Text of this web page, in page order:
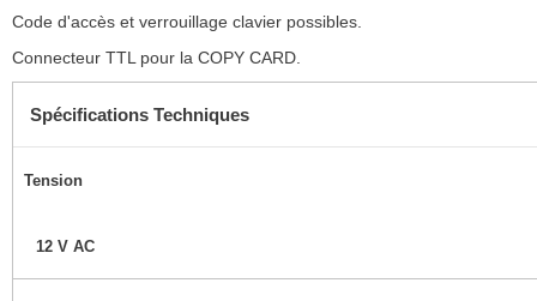
Code d'accès et verrouillage clavier possibles.
Connecteur TTL pour la COPY CARD.
Spécifications Techniques
Tension
12 V AC